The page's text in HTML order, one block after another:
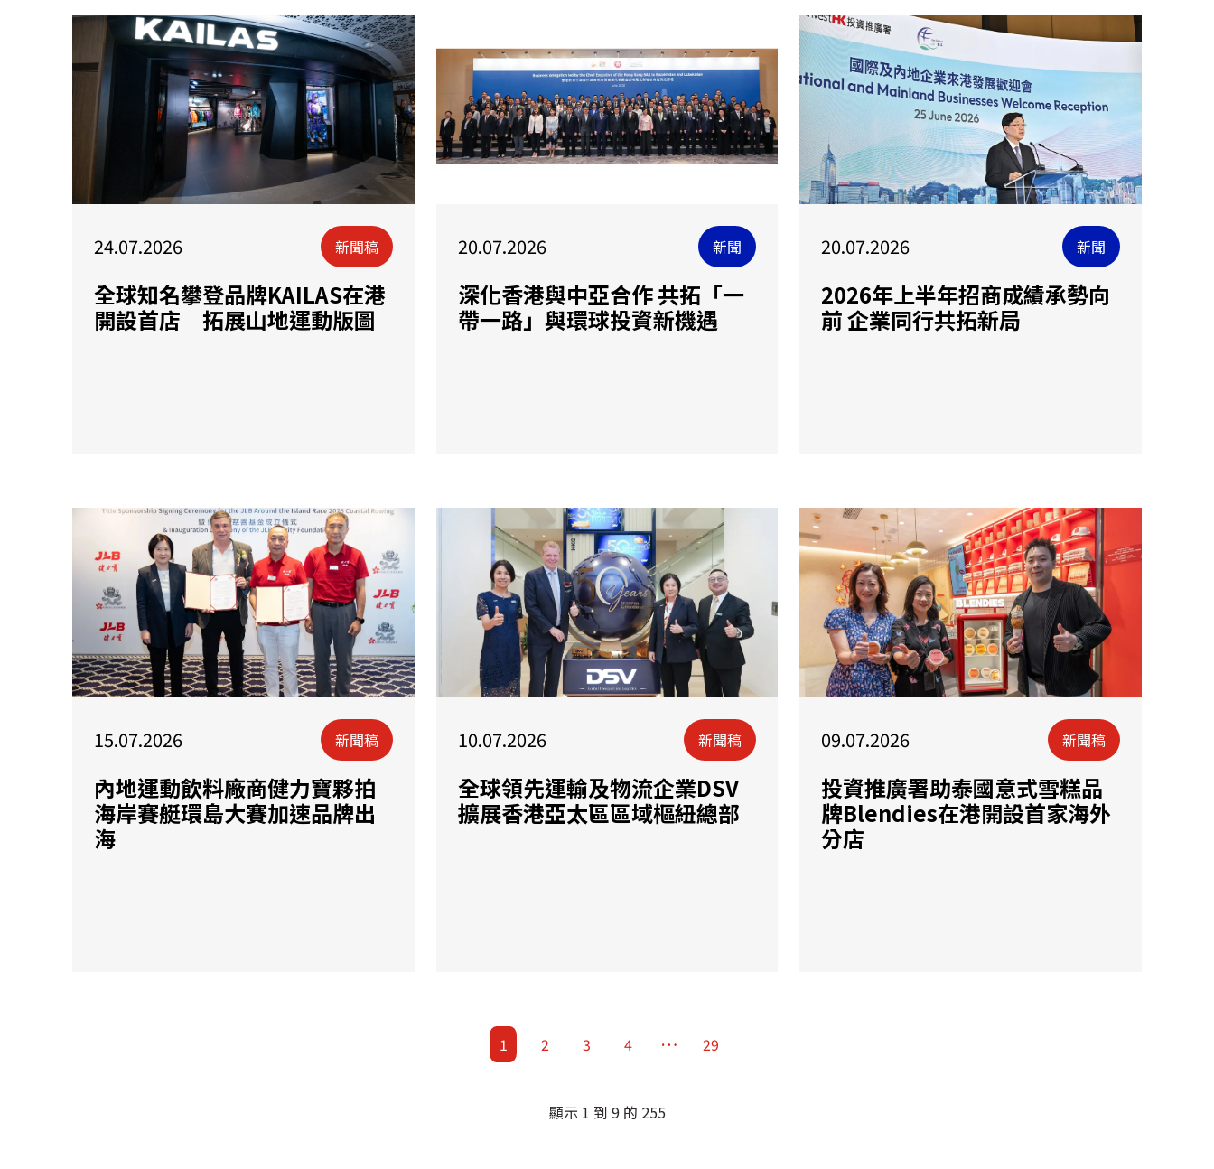
24.07.2026 新聞稿
全球知名攀登品牌KAILAS在港
開設首店 拓展山地運動版圖
20.07.2026 新聞
深化香港與中亞合作 共拓「一
帶一路」與環球投資新機遇
20.07.2026 新聞
2026年上半年招商成績承勢向
前 企業同行共拓新局
15.07.2026 新聞稿
內地運動飲料廠商健力寶夥拍
海岸賽艇環島大賽加速品牌出
海
10.07.2026 新聞稿
全球領先運輸及物流企業DSV
擴展香港亞太區區域樞紐總部
09.07.2026 新聞稿
投資推廣署助泰國意式雪糕品
牌Blendies在港開設首家海外
分店
1 2 3 4 … 29
顯示 1 到 9 的 255